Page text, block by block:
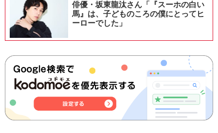
俳優・坂東龍汰さん「『スーホの白い
馬』は、子どものころの僕にとってヒ
ーローでした」